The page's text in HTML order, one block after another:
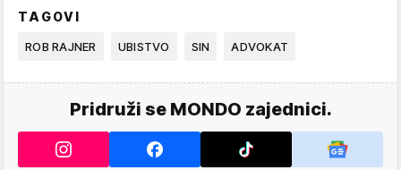
TAGOVI
ROB RAJNER UBISTVO SIN ADVOKAT
Pridruži se MONDO zajednici.